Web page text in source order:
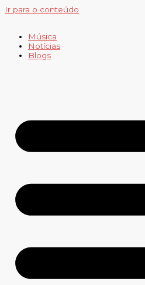
Ir para o conteúdo
Música
Notícias
Blogs